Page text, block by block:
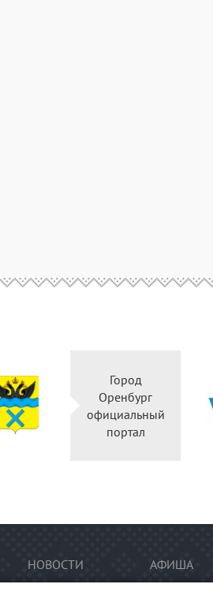
Город
Оренбург
официальный
портал
НОВОСТИ АФИША